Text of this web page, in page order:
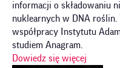
informacji o składowaniu
nuklearnych w DNA
współpracy Instytutu
studiem Anagram.
Dowiedz się więcej